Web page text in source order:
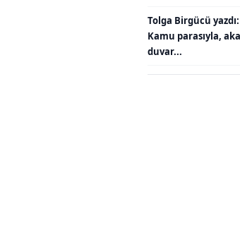
Tolga Birgücü
Kamu parasıyla,
duvar...